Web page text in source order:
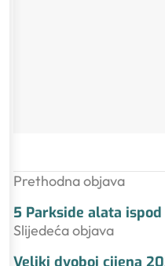
Prethodna objava
5 Parkside alata
Slijedeća objava
Veliki dvoboj cijena